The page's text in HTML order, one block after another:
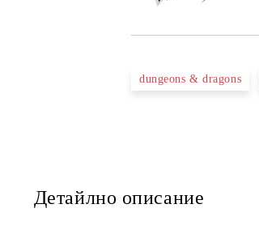
dungeons & dragons
Детайлно описание